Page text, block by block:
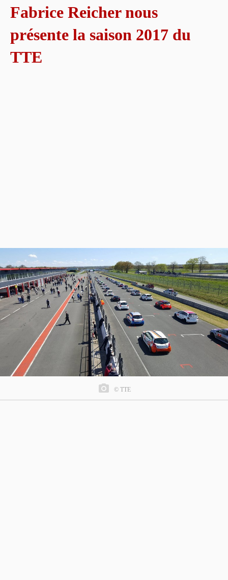
Fabrice Reicher nous
présente la saison 2017 du
TTE
© TTE